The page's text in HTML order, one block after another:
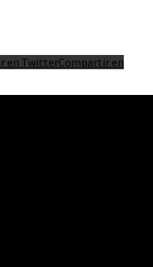
en TwitterCompartir en